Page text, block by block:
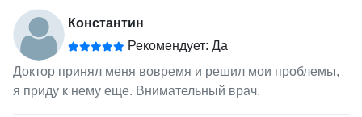
Константин
Рекомендует: Да
Доктор принял меня вовремя и решил мои проблемы,
я приду к нему еще. Внимательный врач.